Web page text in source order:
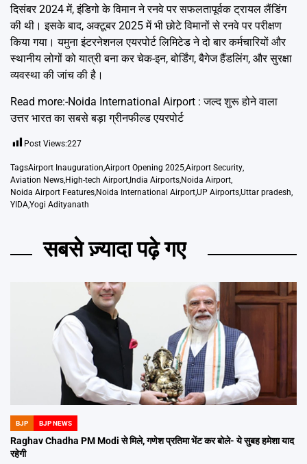
दिसंबर 2024 में, इंडिगो के विमान ने रनवे पर सफलतापूर्वक ट्रायल लैंडिंग
की थी। इसके बाद, अक्टूबर 2025 में भी छोटे विमानों से रनवे पर परीक्षण
किया गया। यमुना इंटरनेशनल एयरपोर्ट लिमिटेड ने दो बार कर्मचारियों और
स्थानीय लोगों को यात्री बना कर चेक-इन, बोर्डिंग, बैगेज हैंडलिंग, और सुरक्षा
व्यवस्था की जांच की है।
Read more:-Noida International Airport : जल्द शुरू होने वाला
उत्तर भारत का सबसे बड़ा ग्रीनफील्ड एयरपोर्ट
Post Views:227
TagsAirport Inauguration Airport Opening 2025Airport Security
Aviation News High-tech Airport India Airports Noida Airport
Noida Airport Features Noida International AirportUP AirportsUttar pradesh
YIDAYogi Adityanath
सबसे ज़्यादा पढ़े गए
POSTED
IN
BJP BJP NEWS
Raghav Chadha PM Modi से मिले, गणेश प्रतिमा भेंट कर बोले- ये सुबह हमेशा याद
रहेगी